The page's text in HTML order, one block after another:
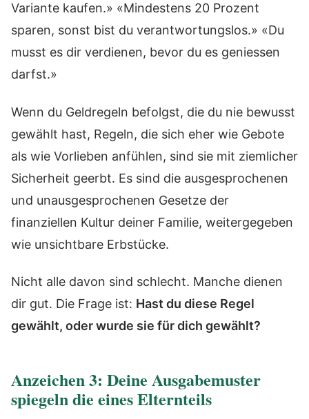
Variante kaufen.» «Mindestens 20 Prozent
sparen, sonst bist du verantwortungslos.» «Du
musst es dir verdienen, bevor du es geniessen
darfst.»
Wenn du Geldregeln befolgst, die du nie bewusst
gewählt hast, Regeln, die sich eher wie Gebote
als wie Vorlieben anfühlen, sind sie mit ziemlicher
Sicherheit geerbt. Es sind die ausgesprochenen
und unausgesprochenen Gesetze der
finanziellen Kultur deiner Familie, weitergegeben
wie unsichtbare Erbstücke.
Nicht alle davon sind schlecht. Manche dienen
dir gut. Die Frage ist: Hast du diese Regel
gewählt, oder wurde sie für dich gewählt?
Anzeichen 3: Deine Ausgabemuster
spiegeln die eines Elternteils